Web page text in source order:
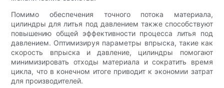
Помимо обеспечения точного потока материала,
цилиндры для литья под давлением также способствуют
повышению общей эффективности процесса литья под
давлением. Оптимизируя параметры впрыска, такие как
скорость впрыска и давление, цилиндры помогают
минимизировать отходы материала и сократить время
цикла, что в конечном итоге приводит к экономии затрат
для производителей.